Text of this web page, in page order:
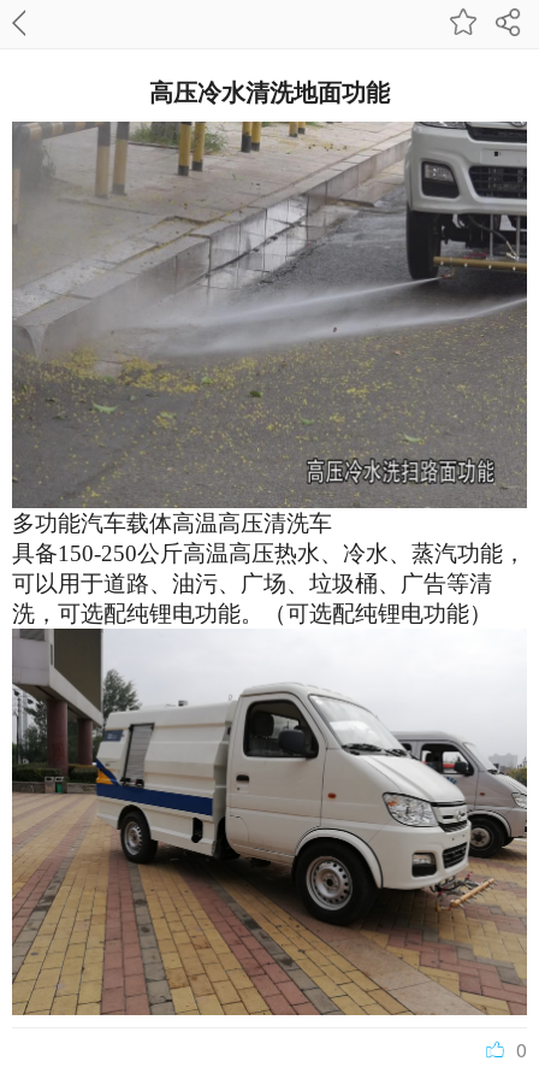
高压冷水清洗地面功能
多功能汽车载体高温高压清洗车
具备150-250公斤高温高压热水、冷水、蒸汽功能，
可以用于道路、油污、广场、垃圾桶、广告等清
洗，可选配纯锂电功能。（可选配纯锂电功能）
0